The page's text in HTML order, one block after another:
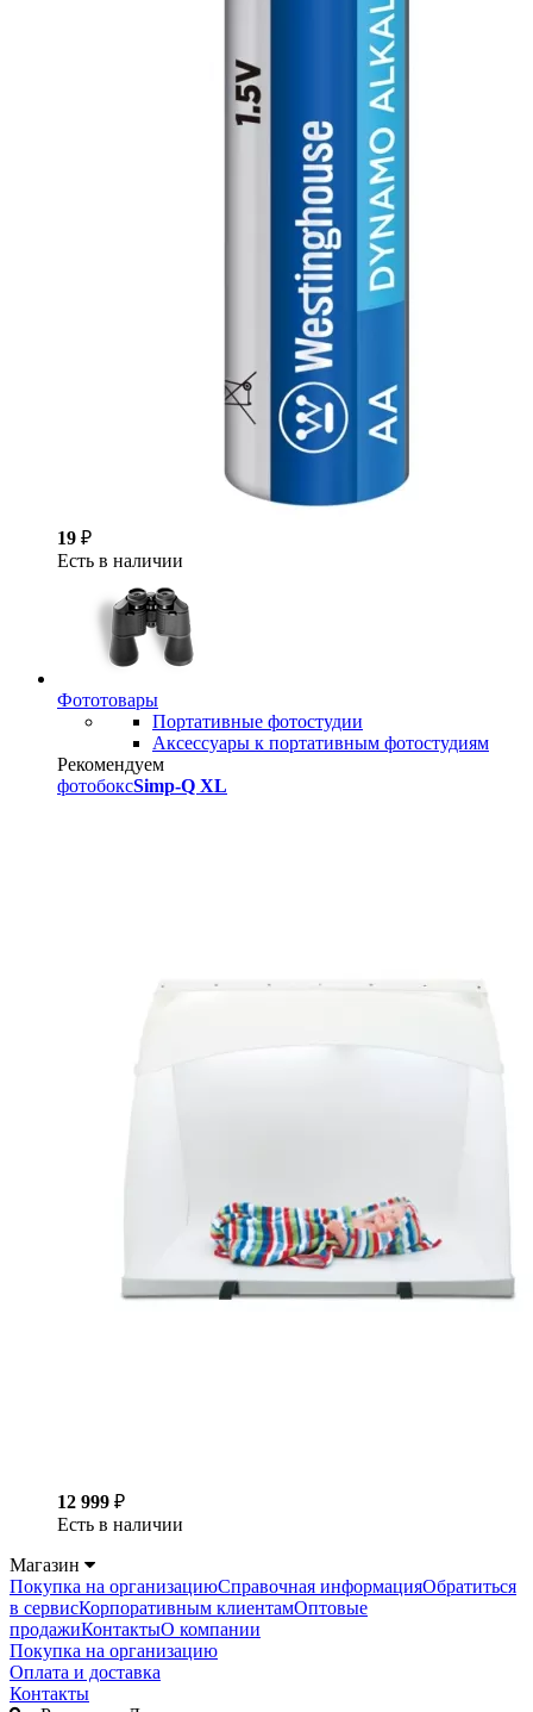
19 ₽
Есть в наличии
Фототовары
Портативные фотостудии
Аксессуары к портативным фотостудиям
Рекомендуем
фотобоксSimp-Q XL
12 999 ₽
Есть в наличии
Магазин
Покупка на организациюСправочная информацияОбратиться
в сервисКорпоративным клиентамОптовые
продажиКонтактыО компании
Покупка на организацию
Оплата и доставка
Контакты